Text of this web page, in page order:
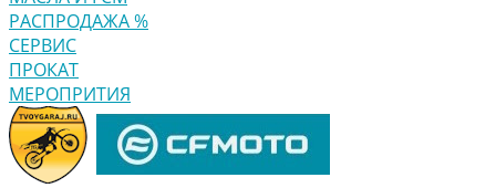
РАСПРОДАЖА %
СЕРВИС
ПРОКАТ
МЕРОПРИТИЯ